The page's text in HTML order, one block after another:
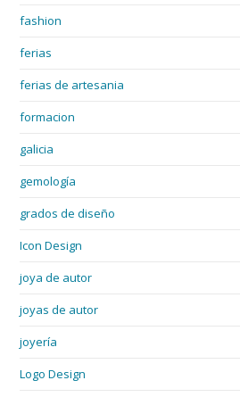
fashion
ferias
ferias de artesania
formacion
galicia
gemología
grados de diseño
Icon Design
joya de autor
joyas de autor
joyería
Logo Design